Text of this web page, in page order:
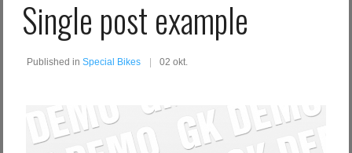
Single post example
Published in Special Bikes 02 okt.